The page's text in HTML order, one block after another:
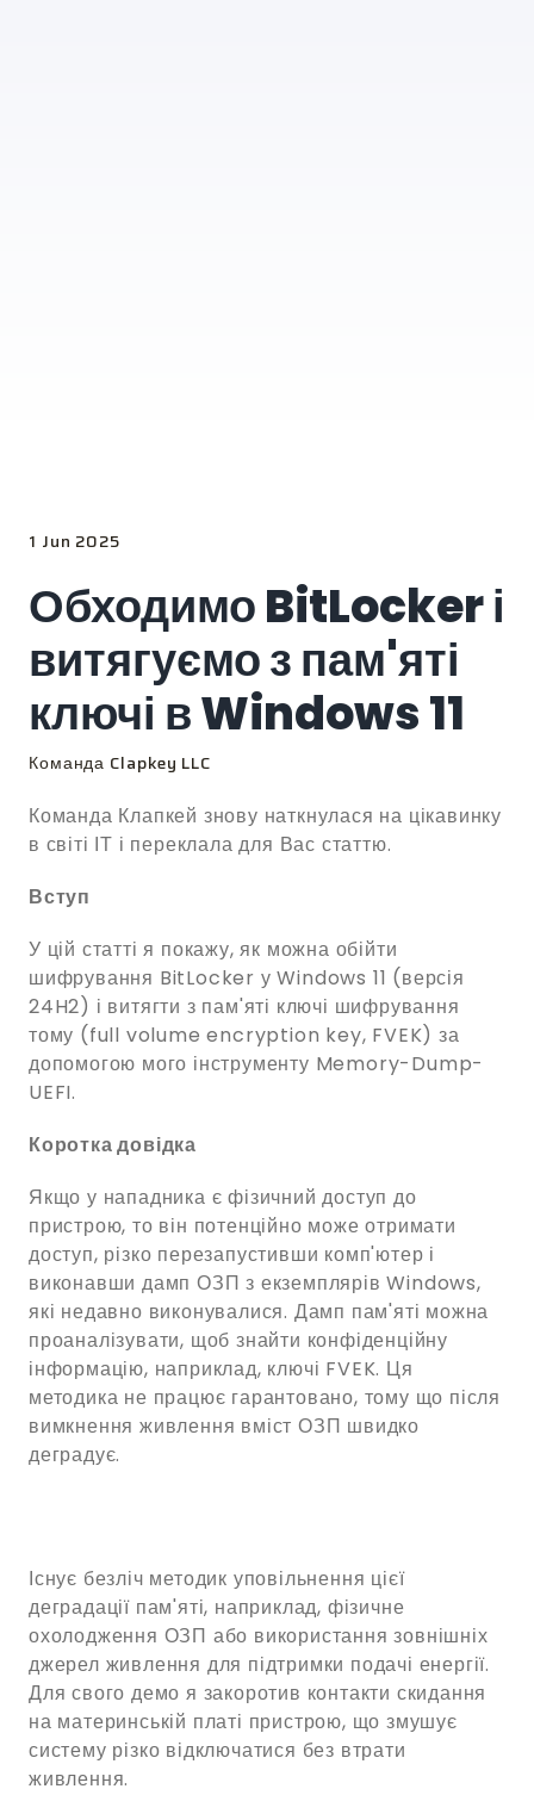
1 Jun 2025
Обходимо BitLocker і
витягуємо з пам'яті
ключі в Windows 11
Команда Clapkey LLC
Команда Клапкей знову наткнулася на цікавинку
в світі ІТ і переклала для Вас статтю.
Вступ
У цій статті я покажу, як можна обійти
шифрування BitLocker у Windows 11 (версія
24H2) і витягти з пам'яті ключі шифрування
тому (full volume encryption key, FVEK) за
допомогою мого інструменту Memory-Dump-
UEFI.
Коротка довідка
Якщо у нападника є фізичний доступ до
пристрою, то він потенційно може отримати
доступ, різко перезапустивши комп'ютер і
виконавши дамп ОЗП з екземплярів Windows,
які недавно виконувалися. Дамп пам'яті можна
проаналізувати, щоб знайти конфіденційну
інформацію, наприклад, ключі FVEK. Ця
методика не працює гарантовано, тому що після
вимкнення живлення вміст ОЗП швидко
деградує.
Існує безліч методик уповільнення цієї
деградації пам'яті, наприклад, фізичне
охолодження ОЗП або використання зовнішніх
джерел живлення для підтримки подачі енергії.
Для свого демо я закоротив контакти скидання
на материнській платі пристрою, що змушує
систему різко відключатися без втрати
живлення.